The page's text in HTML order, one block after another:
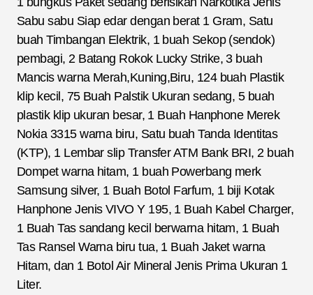
Sabu sabu Siap edar dengan berat 1 Gram, Satu
buah Timbangan Elektrik, 1 buah Sekop (sendok)
pembagi, 2 Batang Rokok Lucky Strike, 3 buah
Mancis warna Merah,Kuning,Biru, 124 buah Plastik
klip kecil, 75 Buah Palstik Ukuran sedang, 5 buah
plastik klip ukuran besar, 1 Buah Hanphone Merek
Nokia 3315 warna biru, Satu buah Tanda Identitas
(KTP), 1 Lembar slip Transfer ATM Bank BRI, 2 buah
Dompet warna hitam, 1 buah Powerbang merk
Samsung silver, 1 Buah Botol Farfum, 1 biji Kotak
Hanphone Jenis VIVO Y 195, 1 Buah Kabel Charger,
1 Buah Tas sandang kecil berwarna hitam, 1 Buah
Tas Ransel Warna biru tua, 1 Buah Jaket warna
Hitam, dan 1 Botol Air Mineral Jenis Prima Ukuran 1
Liter.